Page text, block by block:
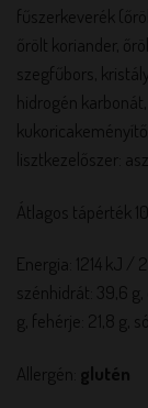
fűszerkeverék
őrölt koriander,
szegfűbors,
hidrogén
lisztkezelőszer:
Átlagos tápérték
Energia: 1214 kJ /
szénhidrát: 39,6 g,
g, fehérje: 21,8 g,
Allergén: glutén